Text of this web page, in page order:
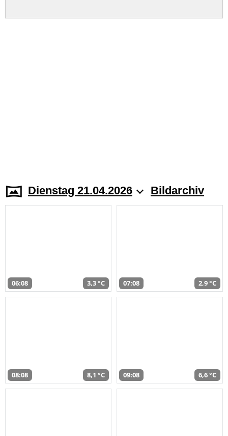
Dienstag 21.04.2026 Bildarchiv
06:08 3,3 °C 07:08 2,9 °C
08:08 8,1 °C 09:08 6,6 °C